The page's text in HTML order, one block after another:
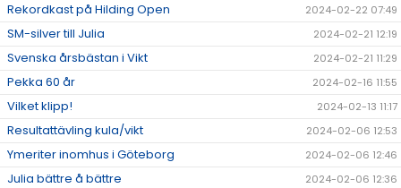
Rekordkast på Hilding Open 2024-02-22 07:49
SM-silver till Julia 2024-02-21 12:19
Svenska årsbästan i Vikt 2024-02-21 11:29
Pekka 60 år 2024-02-16 11:55
Vilket klipp! 2024-02-13 11:17
Resultattävling kula/vikt 2024-02-06 12:53
Ymeriter inomhus i Göteborg 2024-02-06 12:46
Julia bättre å bättre 2024-02-06 12:36